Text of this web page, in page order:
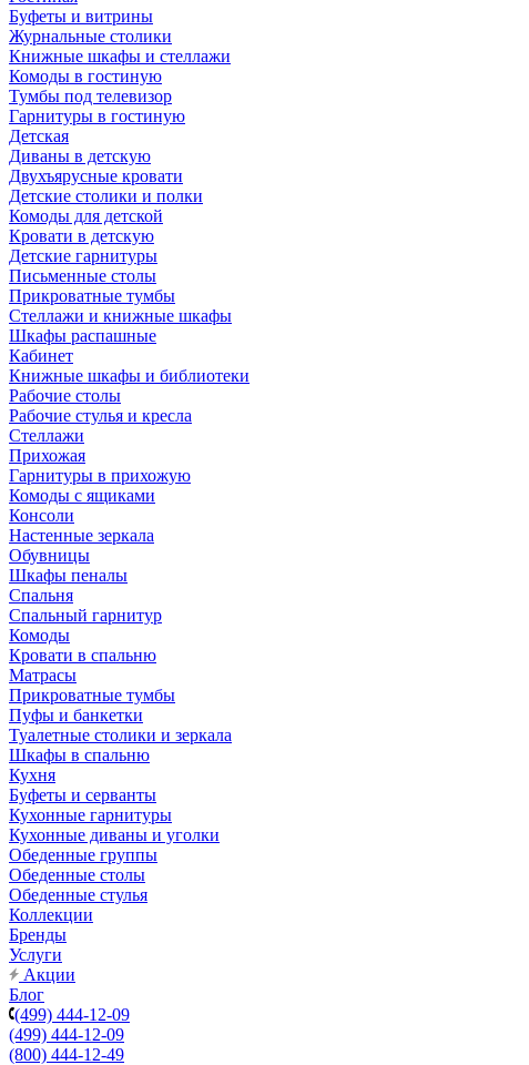
Буфеты и витрины
Журнальные столики
Книжные шкафы и стеллажи
Комоды в гостиную
Тумбы под телевизор
Гарнитуры в гостиную
Детская
Диваны в детскую
Двухъярусные кровати
Детские столики и полки
Комоды для детской
Кровати в детскую
Детские гарнитуры
Письменные столы
Прикроватные тумбы
Стеллажи и книжные шкафы
Шкафы распашные
Кабинет
Книжные шкафы и библиотеки
Рабочие столы
Рабочие стулья и кресла
Стеллажи
Прихожая
Гарнитуры в прихожую
Комоды с ящиками
Консоли
Настенные зеркала
Обувницы
Шкафы пеналы
Спальня
Спальный гарнитур
Комоды
Кровати в спальню
Матрасы
Прикроватные тумбы
Пуфы и банкетки
Туалетные столики и зеркала
Шкафы в спальню
Кухня
Буфеты и серванты
Кухонные гарнитуры
Кухонные диваны и уголки
Обеденные группы
Обеденные столы
Обеденные стулья
Коллекции
Бренды
Услуги
Акции
Блог
(499) 444-12-09
(499) 444-12-09
(800) 444-12-49